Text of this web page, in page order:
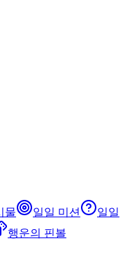
물 일일 미션
일일
행운의 핀볼